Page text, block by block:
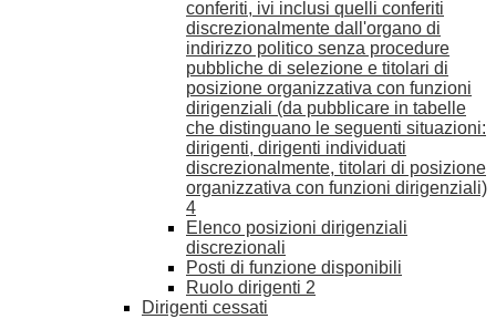
conferiti, ivi inclusi quelli conferiti
discrezionalmente dall'organo di
indirizzo politico senza procedure
pubbliche di selezione e titolari di
posizione organizzativa con funzioni
dirigenziali (da pubblicare in tabelle
che distinguano le seguenti situazioni:
dirigenti, dirigenti individuati
discrezionalmente, titolari di posizione
organizzativa con funzioni dirigenziali)
4
Elenco posizioni dirigenziali
discrezionali
Posti di funzione disponibili
Ruolo dirigenti 2
Dirigenti cessati